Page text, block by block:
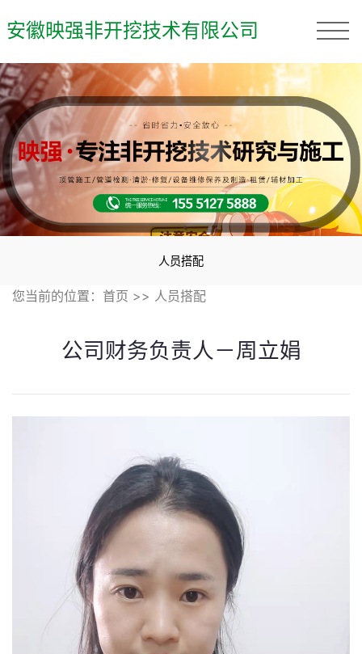
安徽映强非开挖技术有限公司
人员搭配
您当前的位置： 首页 >> 人员搭配
公司财务负责人－周立娟